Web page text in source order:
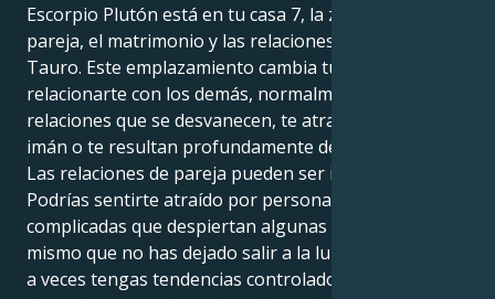
Escorpio Plutón está en tu casa 7, la zona de la
pareja, el matrimonio y las relaciones de tú a tú,
Tauro. Este emplazamiento cambia tu forma de
relacionarte con los demás, normalmente a través de
relaciones que se desvanecen, te atraen como un
imán o te resultan profundamente desafiantes.
Las relaciones de pareja pueden ser intensas.
Podrías sentirte atraído por personas poderosas o
complicadas que despiertan algunas partes de ti
mismo que no has dejado salir a la luz. Es posible que
a veces tengas tendencias controladoras, celosas o